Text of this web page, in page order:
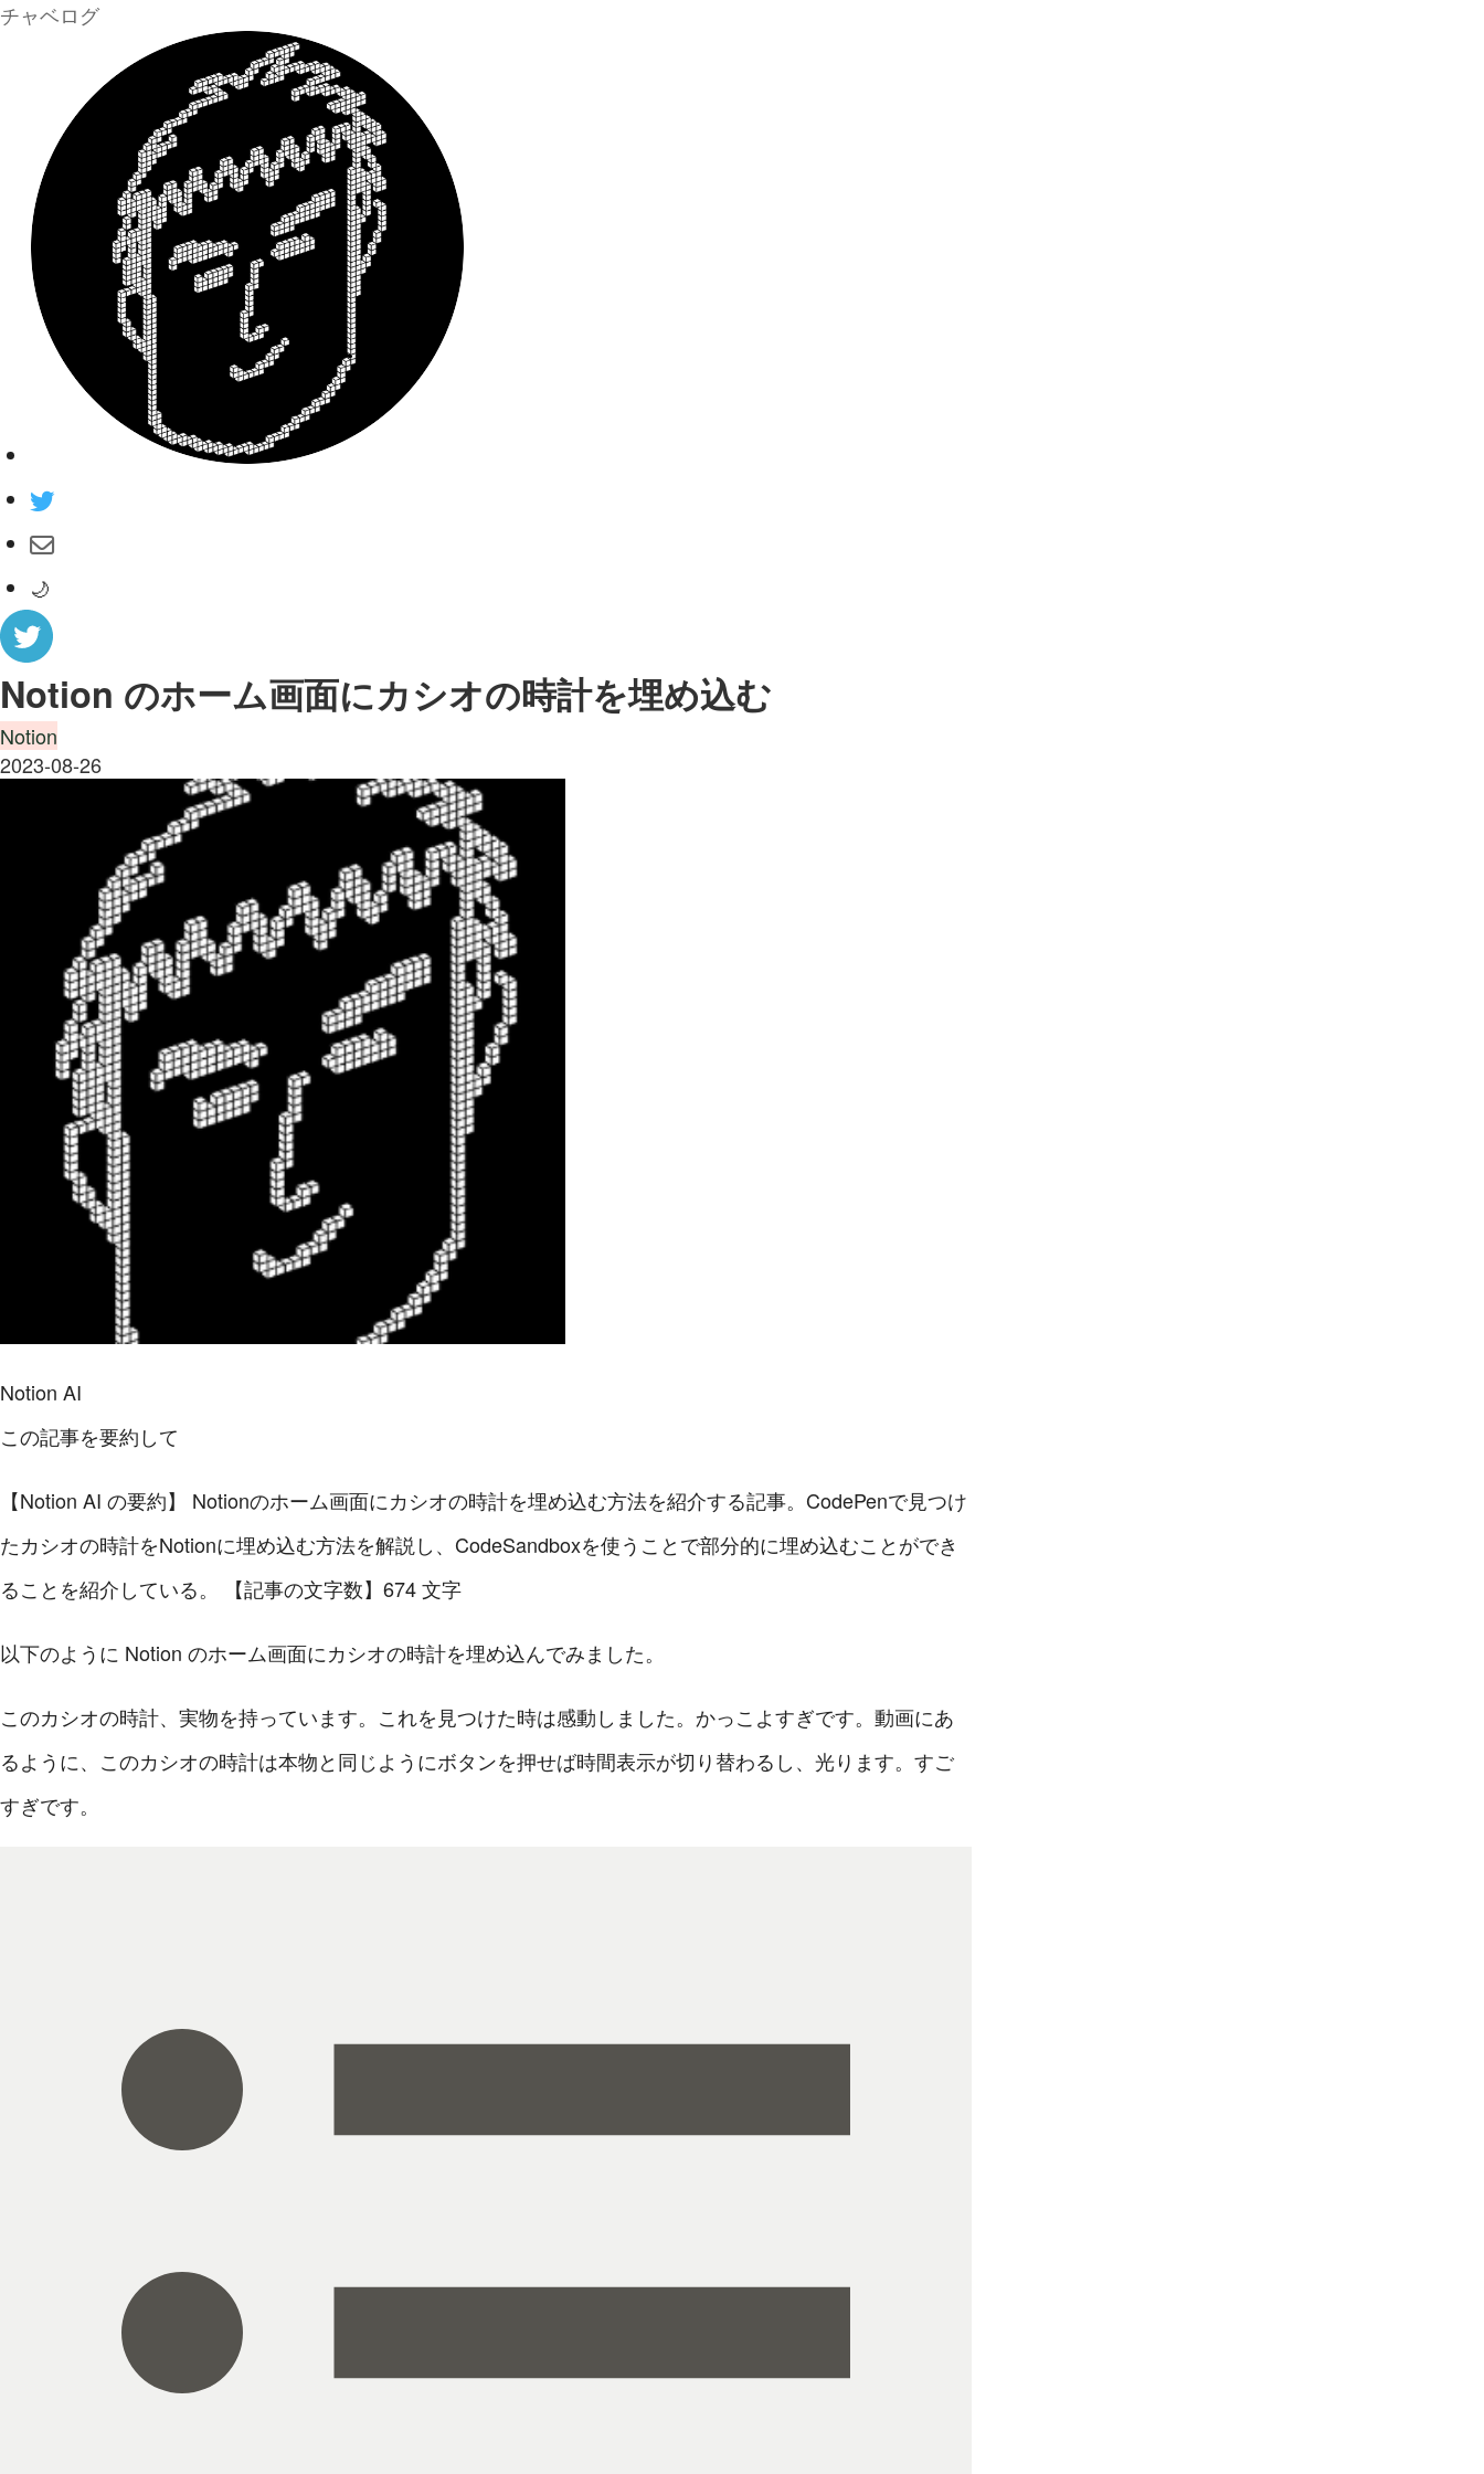
チャベログ
🌙
Notion のホーム画面にカシオの時計を埋め込む
Notion
2023-08-26
Notion AI
この記事を要約して
【Notion AI の要約】
Notionのホーム画面にカシオの時計を埋め込む方法を紹介する記事。CodePenで見つけ
たカシオの時計をNotionに埋め込む方法を解説し、CodeSandboxを使うことで部分的に埋め込むことができ
ることを紹介している。
【記事の文字数】674 文字
以下のように Notion のホーム画面にカシオの時計を埋め込んでみました。
このカシオの時計、実物を持っています。これを見つけた時は感動しました。かっこよすぎです。動画にあ
るように、このカシオの時計は本物と同じようにボタンを押せば時間表示が切り替わるし、光ります。すご
すぎです。